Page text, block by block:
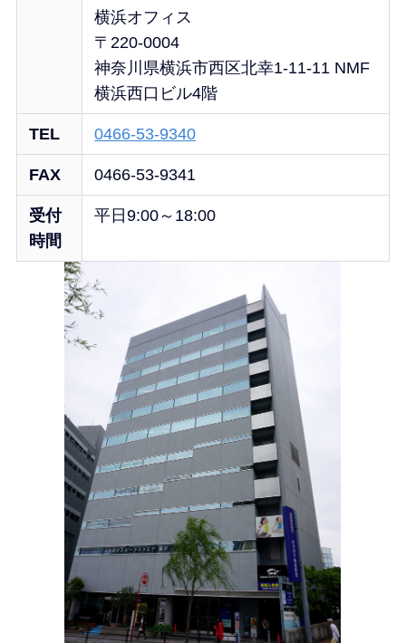
横浜オフィス
〒220-0004
神奈川県横浜市西区北幸1-11-11 NMF
横浜西口ビル4階
TEL 0466-53-9340
FAX 0466-53-9341
受付
時間
平日9:00～18:00